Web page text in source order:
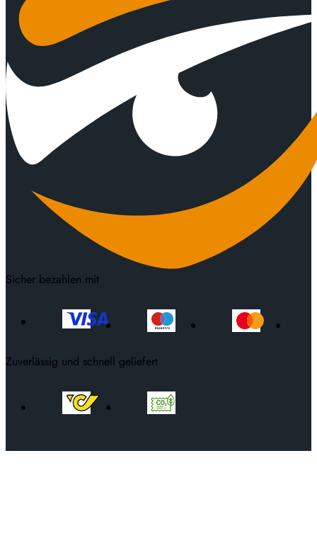
Sicher bezahlen mit
Zuverlässig und schnell geliefert